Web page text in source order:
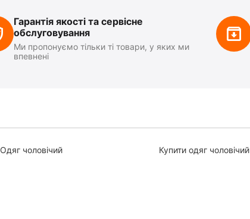
Гарантія якості та сервісне
обслуговування
Ми пропонуємо тільки ті товари, у яких ми
впевнені
Одяг чоловічий Купити одяг чоловічий